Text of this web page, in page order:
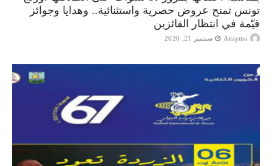
تونس تمنح عروض حصرية واستثنائية.. وهدايا وجوائز
قيّمة في انتظار الفائزين
Attayma سبتمبر 21, 2020